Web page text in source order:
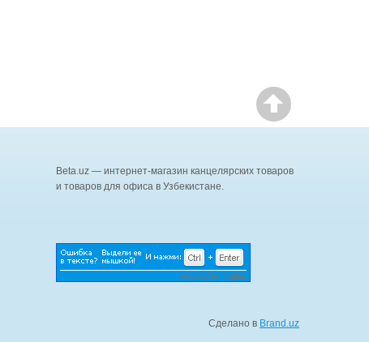
Beta.uz — интернет-магазин канцелярских товаров
и товаров для офиса в Узбекистане.
Сделано в Brand.uz